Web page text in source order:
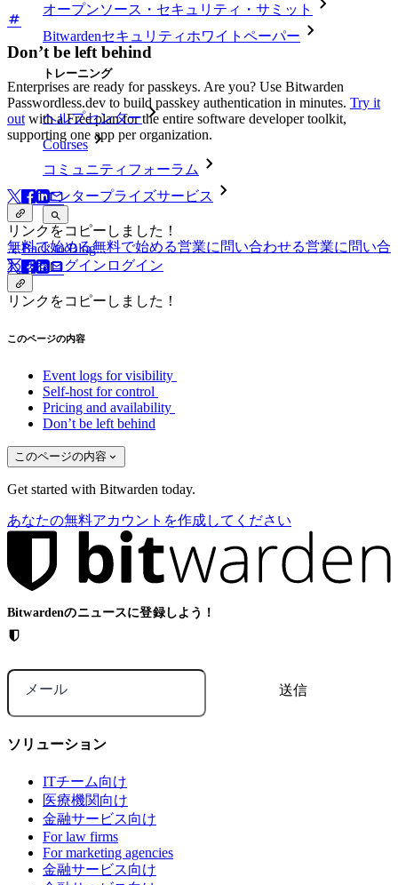
オープンソース・セキュリティ・サミット
Bitwardenセキュリティホワイトペーパー
トレーニング
ヘルプセンター
Courses
コミュニティフォーラム
エンタープライズサービス
無料で始める無料で始める営業に問い合わせる営業に問い合
わせるログイン ログイン
Don’t be left behind
Enterprises are ready for passkeys. Are you? Use Bitwarden
Passwordless.dev to build passkey authentication in minutes. Try it
out with a Free plan for the entire software developer toolkit,
supporting one app per organization.
リンクをコピーしました！
Back to Blog
リンクをコピーしました！
このページの内容
Event logs for visibility
Self-host for control
Pricing and availability
Don’t be left behind
このページの内容
Get started with Bitwarden today.
あなたの無料アカウントを作成してください
Bitwardenのニュースに登録しよう！
メール
ソリューション
ITチーム向け
医療機関向け
金融サービス向け
For law firms
For marketing agencies
金融サービス向け